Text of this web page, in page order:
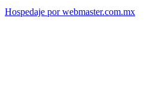
Hospedaje por webmaster.com.mx